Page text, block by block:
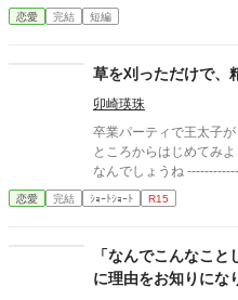
人を諭すも否定され、
方ジャクリーヌの言葉
けれども、王妃には向
稿しています。
恋愛 完結 短編
草を刈っただけで、
卯崎瑛珠
卒業パーティで王太子
ところからはじめてみようと
なんでしょうね ----------------------------- サクッと読める、ざまぁと
溺愛です
恋愛 完結 ｼｮｰﾄｼｮｰﾄ R15
「なんでこんなこ
に理由をお知りにな